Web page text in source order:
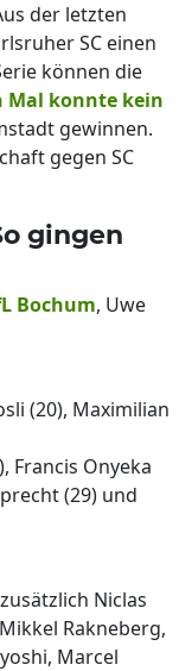
der letzten
SC einen
können die
Mal konnte kein
gewinnen.
gegen SC
gingen
Bochum, Uwe
(20), Maximilian
Francis Onyeka
(29) und
Niclas
Rakneberg,
Marcel